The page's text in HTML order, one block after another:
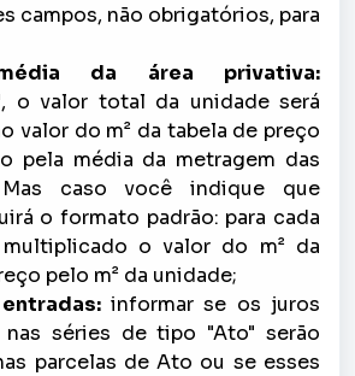
campos, não obrigatórios, para
da área privativa:
, o valor total da unidade será
valor do m² da tabela de preço
pela média da metragem das
Mas caso você indique que
o formato padrão: para cada
o valor do m² da
pelo m² da unidade;
informar se os juros
nas séries de tipo "Ato" serão
parcelas de Ato ou se esses